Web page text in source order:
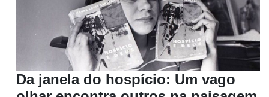
Da janela do hospício: Um vago